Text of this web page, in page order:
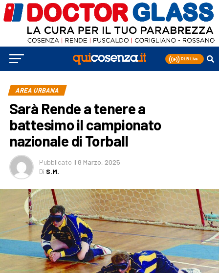
AREA URBANA
Sarà Rende a tenere a
battesimo il campionato
nazionale di Torball
Pubblicato il 8 Marzo, 2025
Di S.M.